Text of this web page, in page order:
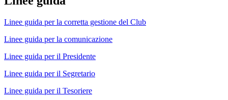
Linee guida per la corretta gestione del Club
Linee guida per la comunicazione
Linee guida per il Presidente
Linee guida per il Segretario
Linee guida per il Tesoriere